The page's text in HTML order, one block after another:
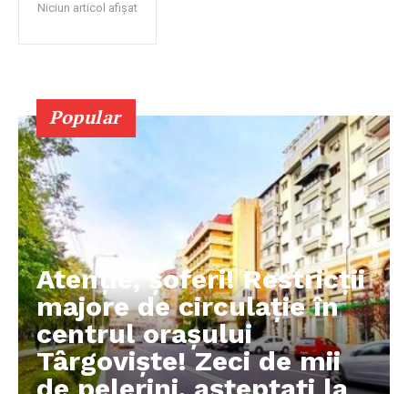
Niciun articol afișat
Popular
Atenție, șoferi! Restricții
majore de circulație în
centrul orașului
Târgoviște! Zeci de mii